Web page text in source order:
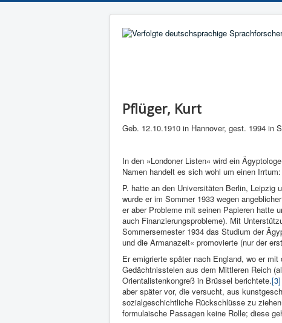
Pflüger, Kurt
Geb. 12.10.1910 in Hannover, gest. 1994 in
In den »Londoner Listen« wird ein
Namen handelt es sich wohl um einen
P. hatte an den Universitäten Berlin, Leipzig
wurde er im Sommer 1933 wegen
er aber Probleme mit seinen Papieren hatte
auch Finanzierungsprobleme). Mit
Sommersemester 1934 das Studium der
und die Armanazeit« promovierte (nur der
Er emigrierte später nach England, wo er
Gedächtnisstelen aus dem Mittleren Reich
Orientalistenkongreß in Brüssel berichtete.[3]
aber später vor, die versucht, aus
sozialgeschichtliche Rückschlüsse zu
formulaische Passagen keine Rolle; diese